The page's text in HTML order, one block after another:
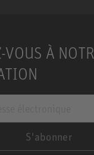
À
S'abonner